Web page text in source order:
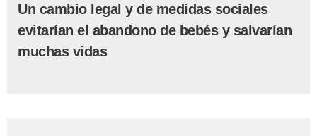
Un cambio legal y de medidas sociales
evitarían el abandono de bebés y salvarían
muchas vidas